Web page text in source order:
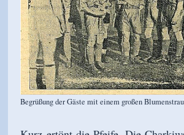
Begrüßung der Gäste mit einem großen